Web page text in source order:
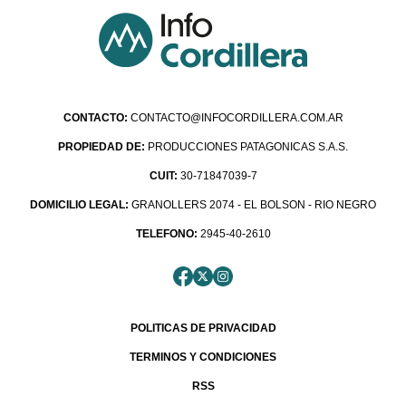
CONTACTO: CONTACTO@INFOCORDILLERA.COM.AR
PROPIEDAD DE: PRODUCCIONES PATAGONICAS S.A.S.
CUIT: 30-71847039-7
DOMICILIO LEGAL: GRANOLLERS 2074 - EL BOLSON - RIO NEGRO
TELEFONO: 2945-40-2610
POLITICAS DE PRIVACIDAD
TERMINOS Y CONDICIONES
RSS